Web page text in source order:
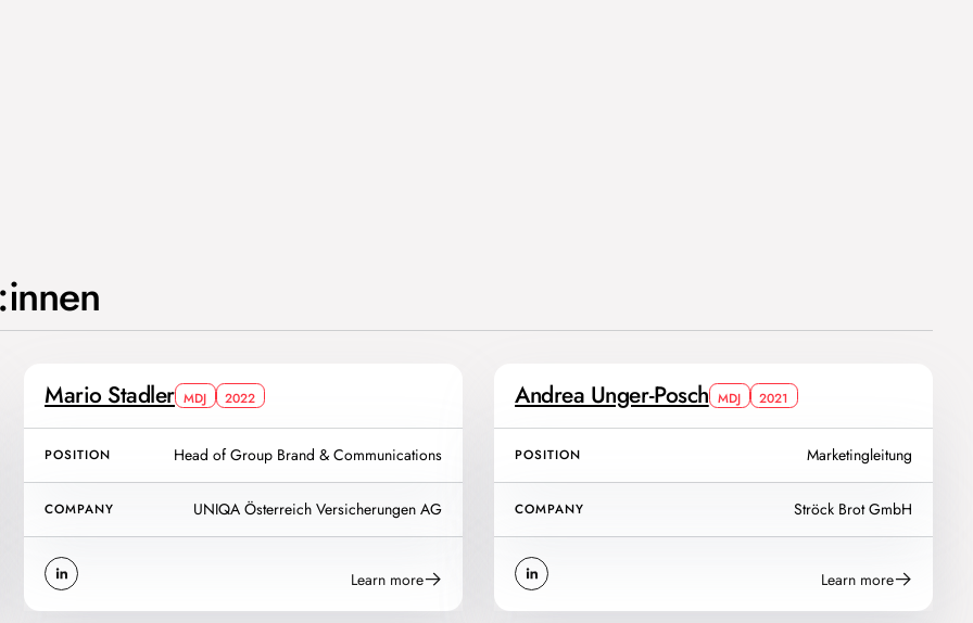
Mario Stadler MDJ 2022
POSITION Head of Group Brand & Communications
COMPANY UNIQA Österreich Versicherungen AG
Learn more
Andrea Unger-Posch MDJ 2021
POSITION Marketingleitung
COMPANY Ströck Brot GmbH
Learn more